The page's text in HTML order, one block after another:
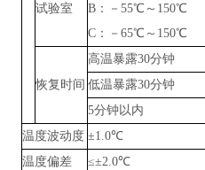
试验室
B：－55℃～150℃
C：－65℃～150℃
恢复时间
高温暴露30分钟
低温暴露30分钟
5分钟以内
温度波动度 ±1.0℃
温度偏差
≤±2.0℃